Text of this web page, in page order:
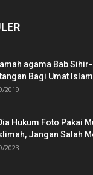
agama Bab
Bagi Umat Islam
2019
Hukum Foto Pakai
Jangan Salah
2023